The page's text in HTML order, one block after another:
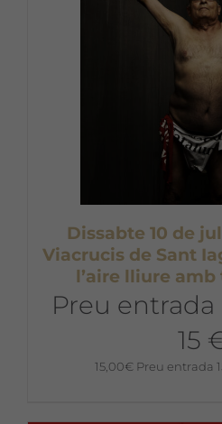
Dissabte 10 de
Viacrucis de Sant
l’aire lliure amb
Preu
15
15,00€ Preu entrada